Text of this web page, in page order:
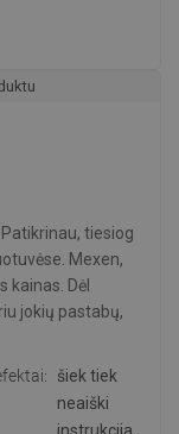
tiesiog
Mexen,
kainas. Dėl
jokių pastabų,
šiek tiek
neaiški